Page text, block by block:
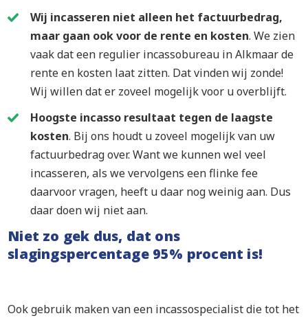
Wij incasseren niet alleen het factuurbedrag,
maar gaan ook voor de rente en kosten. We zien
vaak dat een regulier incassobureau in Alkmaar de
rente en kosten laat zitten. Dat vinden wij zonde!
Wij willen dat er zoveel mogelijk voor u overblijft.
Hoogste incasso resultaat tegen de laagste
kosten. Bij ons houdt u zoveel mogelijk van uw
factuurbedrag over. Want we kunnen wel veel
incasseren, als we vervolgens een flinke fee
daarvoor vragen, heeft u daar nog weinig aan. Dus
daar doen wij niet aan.
Niet zo gek dus, dat ons
slagingspercentage 95% procent is!
Ook gebruik maken van een incassospecialist die tot het